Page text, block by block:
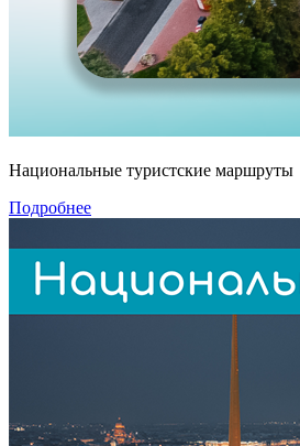
Национальные туристские маршруты
Подробнее